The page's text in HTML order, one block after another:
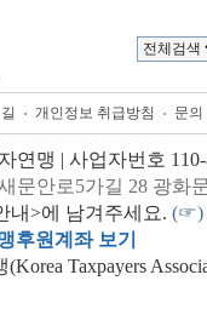
개인정보 취급방침 문
연맹 | 사업자번호
문안로5가길 28 광화
내>에 남겨주세요. (☞)
후원계좌 보기
Taxpayers